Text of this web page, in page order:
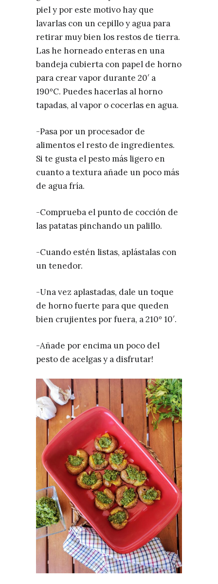
piel y por este motivo hay que
lavarlas con un cepillo y agua para
retirar muy bien los restos de tierra.
Las he horneado enteras en una
bandeja cubierta con papel de horno
para crear vapor durante 20′ a
190ºC. Puedes hacerlas al horno
tapadas, al vapor o cocerlas en agua.⁣
-Pasa por un procesador de
alimentos el resto de ingredientes.
Si te gusta el pesto más ligero en
cuanto a textura añade un poco más
de agua fría.
-Comprueba el punto de cocción de
las patatas pinchando un palillo.⁣
-Cuando estén listas, aplástalas con
un tenedor.⁣
-Una vez aplastadas, dale un toque
de horno fuerte para que queden
bien crujientes por fuera, a 210º 10′.
-Añade por encima un poco del
pesto de acelgas y a disfrutar!